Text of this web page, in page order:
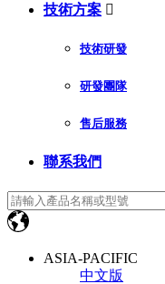
技術方案 
技術研發
研發團隊
售后服務
聯系我們
ASIA-PACIFIC
中文版